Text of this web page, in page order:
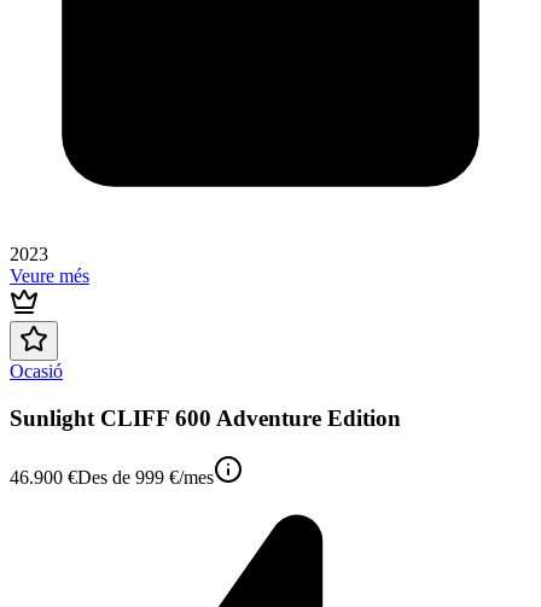
2023
Veure més
Ocasió
Sunlight CLIFF 600 Adventure Edition
46.900 €Des de 999 €/mes